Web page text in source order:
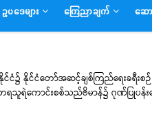
ဥပဒေများ ကြေညာချက် ဆော
င်ငံတော်အဆင့်ချစ်ကြည်ရေးခရီးစဉ်
ကောင်းစစ်သည်ဗိမာန်၌ ဂုဏ်ပြုပန်းခွ